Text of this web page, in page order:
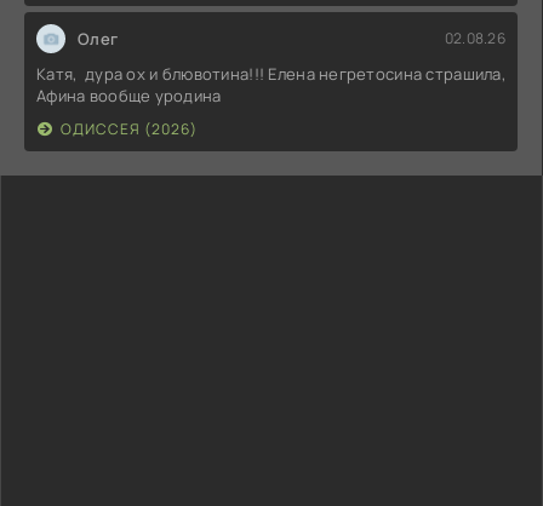
Олег 02.08.26
Катя, дура ох и блювотина!!! Елена негретосина страшила,
Афина вообще уродина
ОДИССЕЯ (2026)